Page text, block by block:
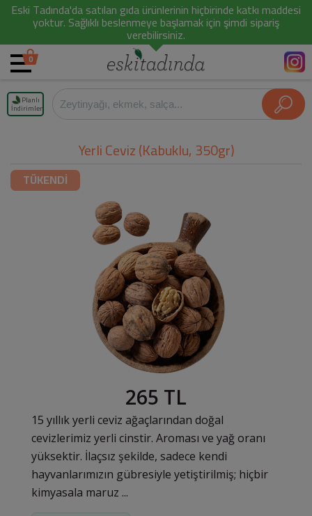
Eski Tadında'da satılan gıda ürünlerinin hiçbirinde katkı maddesi
yoktur. Sağlıklı beslenmeye başlamak için şimdi sipariş
verebilirsiniz.
0
Planlı
İndirimler
Yerli Ceviz (Kabuklu, 350gr)
TÜKENDİ
265 TL
15 yıllık yerli ceviz ağaçlarından doğal
cevizlerimiz yerli cinstir. Aroması ve yağ oranı
yüksektir. İlaçsız şekilde, sadece kendi
hayvanlarımızın gübresiyle yetiştirilmiş; hiçbir
kimyasala maruz ...